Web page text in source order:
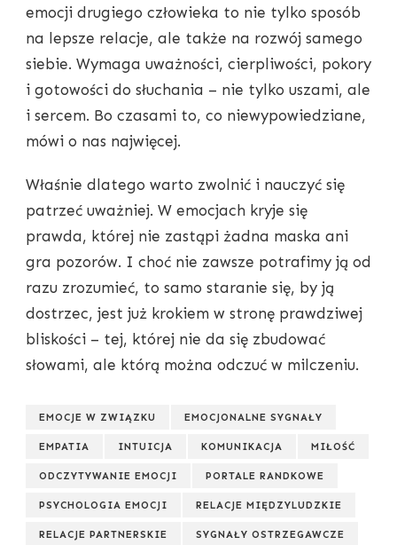
emocji drugiego człowieka to nie tylko sposób
na lepsze relacje, ale także na rozwój samego
siebie. Wymaga uważności, cierpliwości, pokory
i gotowości do słuchania – nie tylko uszami, ale
i sercem. Bo czasami to, co niewypowiedziane,
mówi o nas najwięcej.
Właśnie dlatego warto zwolnić i nauczyć się
patrzeć uważniej. W emocjach kryje się
prawda, której nie zastąpi żadna maska ani
gra pozorów. I choć nie zawsze potrafimy ją od
razu zrozumieć, to samo staranie się, by ją
dostrzec, jest już krokiem w stronę prawdziwej
bliskości – tej, której nie da się zbudować
słowami, ale którą można odczuć w milczeniu.
EMOCJE W ZWIĄZKU EMOCJONALNE SYGNAŁY
EMPATIA INTUICJA KOMUNIKACJA MIŁOŚĆ
ODCZYTYWANIE EMOCJI PORTALE RANDKOWE
PSYCHOLOGIA EMOCJI RELACJE MIĘDZYLUDZKIE
RELACJE PARTNERSKIE SYGNAŁY OSTRZEGAWCZE